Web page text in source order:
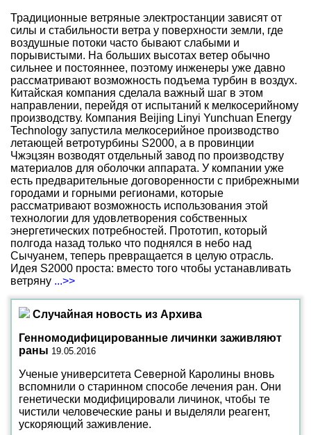
Традиционные ветряные электростанции зависят от
силы и стабильности ветра у поверхности земли, где
воздушные потоки часто бывают слабыми и
порывистыми. На больших высотах ветер обычно
сильнее и постояннее, поэтому инженеры уже давно
рассматривают возможность подъема турбин в воздух.
Китайская компания сделала важный шаг в этом
направлении, перейдя от испытаний к мелкосерийному
производству. Компания Beijing Linyi Yunchuan Energy
Technology запустила мелкосерийное производство
летающей ветротурбины S2000, а в провинции
Чжэцзян возводят отдельный завод по производству
материалов для оболочки аппарата. У компании уже
есть предварительные договоренности с прибрежными
городами и горными регионами, которые
рассматривают возможность использования этой
технологии для удовлетворения собственных
энергетических потребностей. Прототип, который
полгода назад только что поднялся в небо над
Сычуанем, теперь превращается в целую отрасль.
Идея S2000 проста: вместо того чтобы устанавливать
ветряну ...>>
Случайная новость из Архива
Генномодифицированные личинки заживляют
раны 19.05.2016
Ученые университета Северной Каролины вновь
вспомнили о старинном способе лечения ран. Они
генетически модифицировали личинок, чтобы те
чистили человеческие раны и выделяли реагент,
ускоряющий заживление.